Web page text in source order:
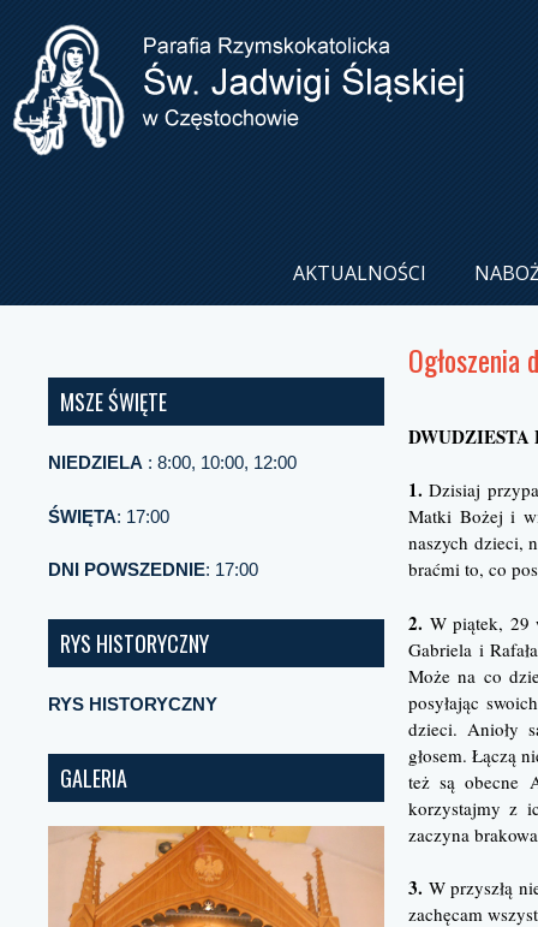
AKTUALNOŚCI
MSZE ŚWIĘTE
NIEDZIELA : 8:00, 10:00, 12:00
ŚWIĘTA: 17:00
DNI POWSZEDNIE: 17:00
RYS HISTORYCZNY
RYS HISTORYCZNY
GALERIA
1. Dzisiaj
Matki Bożej i
naszych dzieci,
braćmi to, co
2. W piątek, 29
Gabriela i
Może na co
posyłając
dzieci. Anioły
głosem. Łączą
też są obecne
korzystajmy z
zaczyna
3. W przyszłą
zachęcam